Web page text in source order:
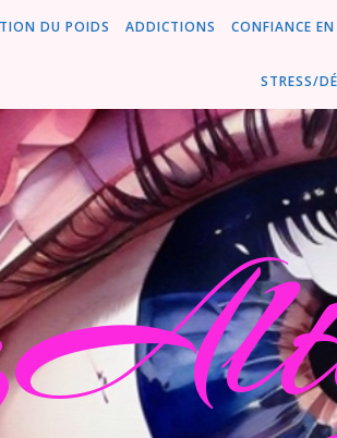
DU POIDS ADDICTIONS CONFIANCE
STRESS/